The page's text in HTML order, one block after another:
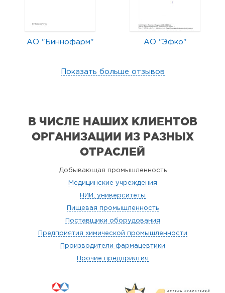
АО "Биннофарм" АО "Эфко"
Показать больше отзывов
В ЧИСЛЕ НАШИХ КЛИЕНТОВ
ОРГАНИЗАЦИИ ИЗ РАЗНЫХ
ОТРАСЛЕЙ
Добывающая промышленность
Медицинские учреждения
НИИ, университеты
Пищевая промышленность
Поставщики оборудования
Предприятия химической промышленности
Производители фармацевтики
Прочие предприятия